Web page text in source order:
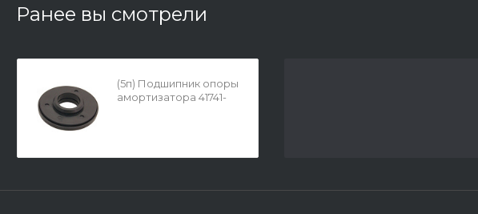
Ранее вы смотрели
(5п) Подшипник опоры
амортизатора 41741-